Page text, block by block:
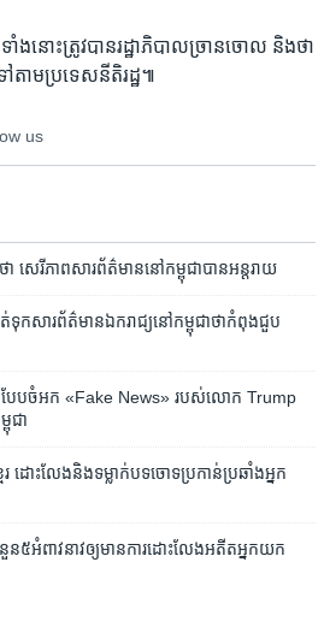
នោះ​ត្រូវ​បាន​រដ្ឋាភិបាល​ច្រាន​ចោល​ ​និង​ថា​
ៅ​តាម​ប្រទេស​នីតិរដ្ឋ៕
us
េរីភាព​សារព័ត៌មាន​​​នៅ​កម្ពុជា​បាន​អន្តរាយ
ាត់​ទុក​សារព័ត៌មាន​ឯករាជ្យ​នៅ​កម្ពុជា​ថា​កំពុង​ជួប​
បែប​ចំអក​ ​«Fake News»​ ​របស់​លោក​ Trump​
ជា
ែរ ដោះលែង​និង​ទម្លាក់​បទ​ចោទ​ប្រកាន់​ប្រឆាំង​អ្នក
នួន​៥​អំពាវនាវ​ឲ្យ​មាន​ការ​ដោះលែង​អតីត​អ្នក​យក​